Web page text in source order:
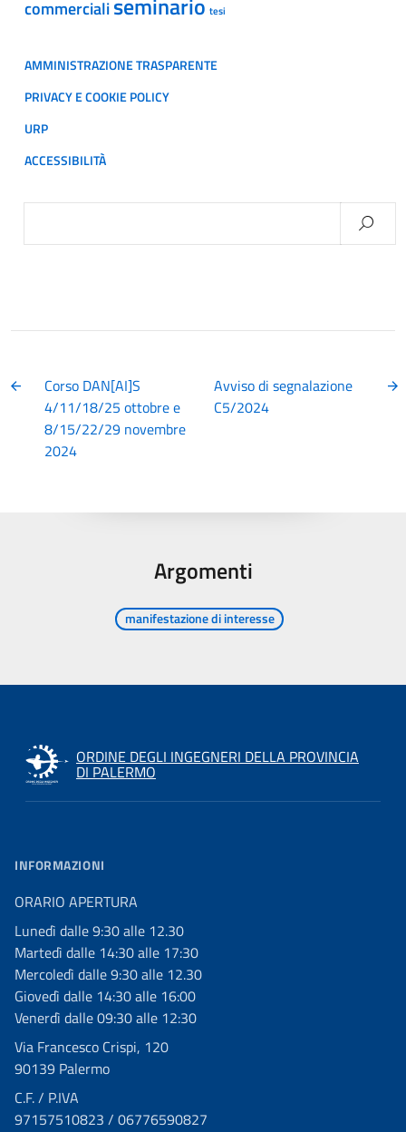
commerciali tesi
AMMINISTRAZIONE TRASPARENTE
PRIVACY E COOKIE POLICY
URP
ACCESSIBILITÀ
Corso DAN[AI]S
4/11/18/25 ottobre e
8/15/22/29 novembre
2024
Avviso di segnalazione
C5/2024
Argomenti
manifestazione di interesse
ORDINE DEGLI INGEGNERI DELLA PROVINCIA
DI PALERMO
INFORMAZIONI
ORARIO APERTURA
Lunedì dalle 9:30 alle 12.30
Martedì dalle 14:30 alle 17:30
Mercoledì dalle 9:30 alle 12.30
Giovedì dalle 14:30 alle 16:00
Venerdì dalle 09:30 alle 12:30
Via Francesco Crispi, 120
90139 Palermo
C.F. / P.IVA
97157510823 / 06776590827